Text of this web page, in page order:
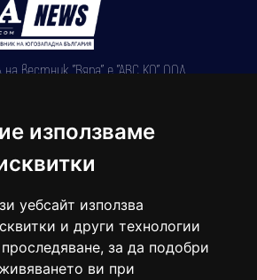
използваме
уебсайт използва
и други технологии
за да подобри
ви при
вестник "Вяра" е "АВС КО" ООД,
година.
Ботев" 43
абонаменти